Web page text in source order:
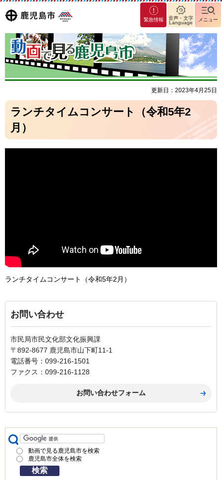
鹿児島
市
マグ
マシ
ティ
鹿児
島市
緊急情報
音声・文字
Language
メニュー
更新日：2023年4月25日
ランチタイムコンサート（令和5年2
月）
ランチタイムコンサート（令和5年2月）
お問い合わせ
市民局市民文化部文化振興課
〒892-8677 鹿児島市山下町11-1
電話番号：099-216-1501
ファクス：099-216-1128
動画で見る鹿児島市を検索
鹿児島市全体を検索